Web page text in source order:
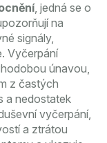
, jedná se o
na
signály,
Vyčerpání
únavou,
z častých
a nedostatek
vyčerpání,
a ztrátou